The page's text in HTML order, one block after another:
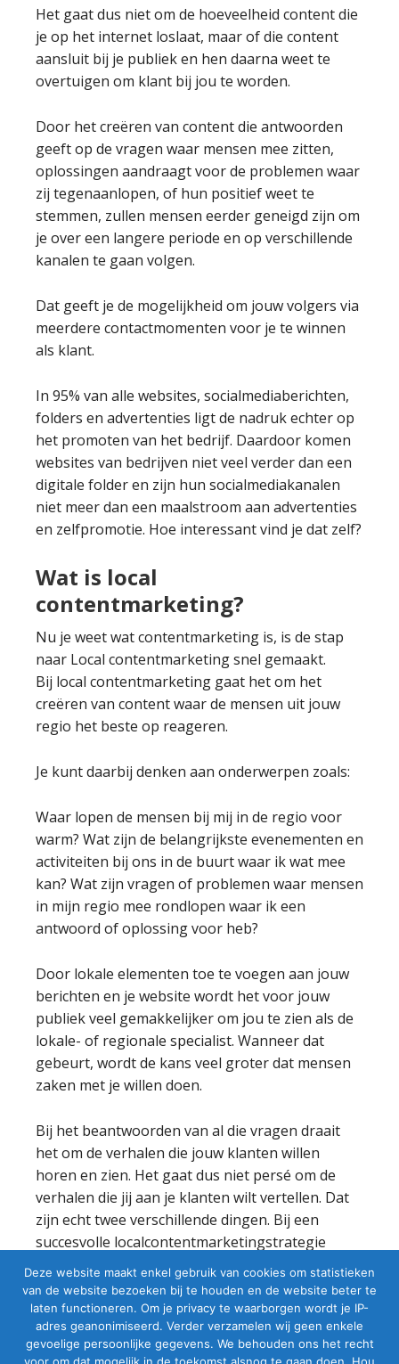
Het gaat dus niet om de hoeveelheid content die
je op het internet loslaat, maar of die content
aansluit bij je publiek en hen daarna weet te
overtuigen om klant bij jou te worden.
Door het creëren van content die antwoorden
geeft op de vragen waar mensen mee zitten,
oplossingen aandraagt voor de problemen waar
zij tegenaanlopen, of hun positief weet te
stemmen, zullen mensen eerder geneigd zijn om
je over een langere periode en op verschillende
kanalen te gaan volgen.
Dat geeft je de mogelijkheid om jouw volgers via
meerdere contactmomenten voor je te winnen
als klant.
In 95% van alle websites, socialmediaberichten,
folders en advertenties ligt de nadruk echter op
het promoten van het bedrijf. Daardoor komen
websites van bedrijven niet veel verder dan een
digitale folder en zijn hun socialmediakanalen
niet meer dan een maalstroom aan advertenties
en zelfpromotie. Hoe interessant vind je dat zelf?
Wat is local
contentmarketing?
Nu je weet wat contentmarketing is, is de stap
naar Local contentmarketing snel gemaakt.
Bij local contentmarketing gaat het om het
creëren van content waar de mensen uit jouw
regio het beste op reageren.
Je kunt daarbij denken aan onderwerpen zoals:
Waar lopen de mensen bij mij in de regio voor
warm? Wat zijn de belangrijkste evenementen en
activiteiten bij ons in de buurt waar ik wat mee
kan? Wat zijn vragen of problemen waar mensen
in mijn regio mee rondlopen waar ik een
antwoord of oplossing voor heb?
Door lokale elementen toe te voegen aan jouw
berichten en je website wordt het voor jouw
publiek veel gemakkelijker om jou te zien als de
lokale- of regionale specialist. Wanneer dat
gebeurt, wordt de kans veel groter dat mensen
zaken met je willen doen.
Bij het beantwoorden van al die vragen draait
het om de verhalen die jouw klanten willen
horen en zien. Het gaat dus niet persé om de
verhalen die jij aan je klanten wilt vertellen. Dat
zijn echt twee verschillende dingen. Bij een
succesvolle localcontentmarketingstrategie
staan de interesses en behoeften van de klant
altijd voorop.
Ga door naar stap 3:Local Social Media
Deze website maakt enkel gebruik van cookies om statistieken
van de website bezoeken bij te houden en de website beter te
laten functioneren. Om je privacy te waarborgen wordt je IP-
adres geanonimiseerd. Verder verzamelen wij geen enkele
gevoelige persoonlijke gegevens. We behouden ons het recht